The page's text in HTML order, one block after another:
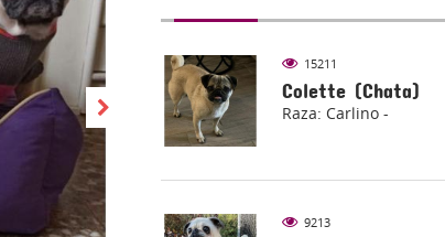
15211
Colette (Chata)
Raza: Carlino -
9213